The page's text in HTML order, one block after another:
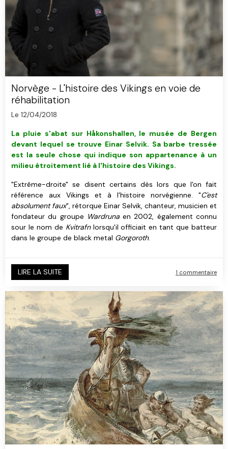
Norvège - L'histoire des Vikings en voie de
réhabilitation
Le 12/04/2018
La pluie s'abat sur Håkonshallen, le musée de Bergen
devant lequel se trouve Einar Selvik. Sa barbe tressée
est la seule chose qui indique son appartenance à un
milieu étroitement lié à l'histoire des Vikings.
"Extrême-droite" se disent certains dès lors que l'on fait
référence aux Vikings et à l'histoire norvégienne. "C'est
absolument faux", rétorque Einar Selvik, chanteur, musicien et
fondateur du groupe Wardrunaen 2002, également connu
sour le nom de Kvitrafn lorsqu'il officiait en tant que batteur
dans le groupe de black metal Gorgoroth.
LIRE LA SUITE 1 commentaire